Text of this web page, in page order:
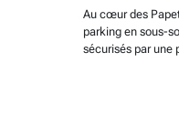
Au cœur des
parking en sous-
sécurisés par une
commerces.